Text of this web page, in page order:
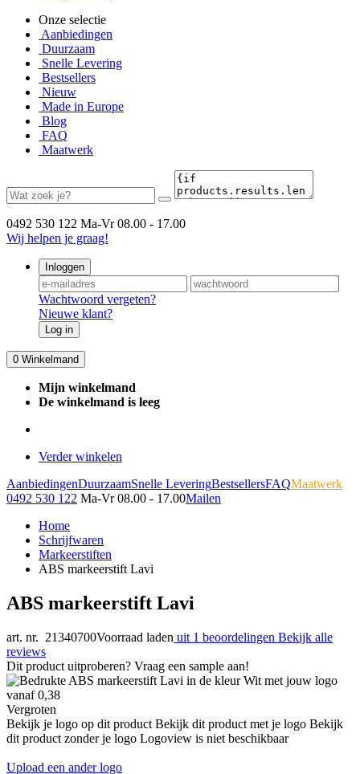
Onze selectie
Aanbiedingen
Duurzaam
Snelle Levering
Bestsellers
Nieuw
Made in Europe
Blog
FAQ
Maatwerk
0492 530 122 Ma-Vr 08.00 - 17.00
Wij helpen je graag!
Inloggen
Wachtwoord vergeten?
Nieuwe klant?
Log in
0 Winkelmand
Mijn winkelmand
De winkelmand is leeg
Verder winkelen
AanbiedingenDuurzaamSnelle LeveringBestsellersFAQMaatwerk
0492 530 122 Ma-Vr 08.00 - 17.00Mailen
Home
Schrijfwaren
Markeerstiften
ABS markeerstift Lavi
ABS markeerstift Lavi
art. nr. 21340700Voorraad laden uit 1 beoordelingen Bekijk alle
reviews
Dit product uitproberen? Vraag een sample aan!
Vergroten
Bekijk je logo op dit product Bekijk dit product met je logo Bekijk
dit product zonder je logo Logoview is niet beschikbaar
Upload een ander logo